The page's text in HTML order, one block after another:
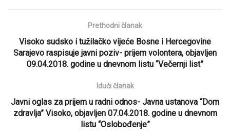
Prethodni članak
Visoko sudsko i tužilačko vijeće Bosne i Hercegovine
Sarajevo raspisuje javni poziv- prijem volontera, objavljen
09.04.2018. godine u dnevnom listu “Večernji list”
Idući članak
Javni oglas za prijem u radni odnos- Javna ustanova “Dom
zdravlja” Visoko, objavljen 07.04.2018. godine u dnevnom
listu “Oslobođenje”